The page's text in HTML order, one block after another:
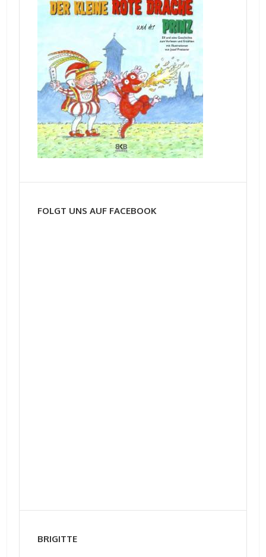
FOLGT UNS AUF FACEBOOK
BRIGITTE